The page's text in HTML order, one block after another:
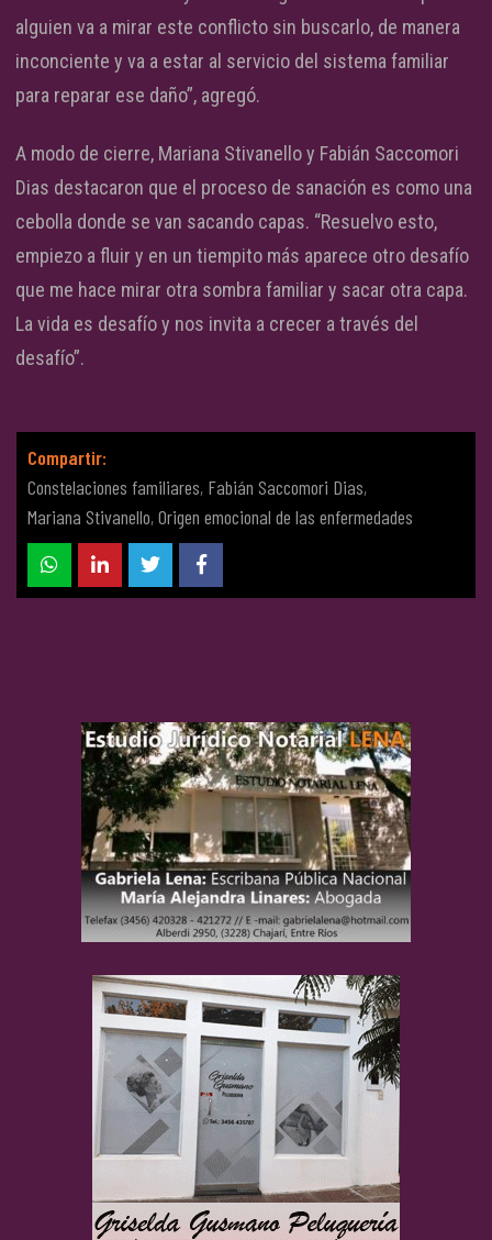
alguien va a mirar este conflicto sin buscarlo, de manera
inconciente y va a estar al servicio del sistema familiar
para reparar ese daño”, agregó.
A modo de cierre, Mariana Stivanello y Fabián Saccomori
Dias destacaron que el proceso de sanación es como una
cebolla donde se van sacando capas. “Resuelvo esto,
empiezo a fluir y en un tiempito más aparece otro desafío
que me hace mirar otra sombra familiar y sacar otra capa.
La vida es desafío y nos invita a crecer a través del
desafío”.
Compartir:
Constelaciones familiares, Fabián Saccomori Dias,
Mariana Stivanello,Origen emocional de las enfermedades